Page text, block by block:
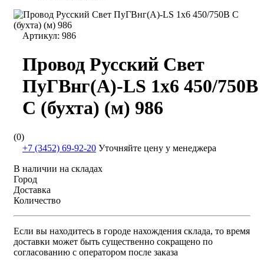
Артикул: 986
Провод Русский Свет
ПуГВнг(А)-LS 1х6 450/750В
С (бухта) (м) 986
(0)
+7 (3452) 69-92-20 Уточняйте цену у менеджера
В наличии на складах
Город
Доставка
Количество
Если вы находитесь в городе нахождения склада, то время
доставки может быть существенно сокращено по
согласованию с оператором после заказа